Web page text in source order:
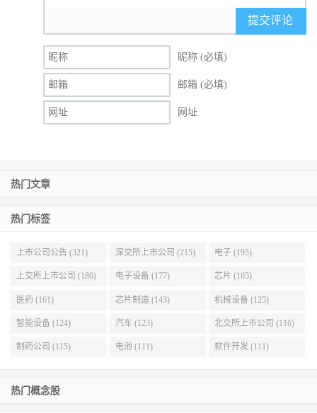
提交评论
昵称 (必填)
邮箱 (必填)
网址
热门文章
热门标签
上市公司公告 (321) 深交所上市公司 (215) 电子 (195)
上交所上市公司 (186) 电子设备 (177) 芯片 (165)
医药 (161) 芯片制造 (143) 机械设备 (125)
智能设备 (124) 汽车 (123) 北交所上市公司 (116)
制药公司 (115) 电池 (111) 软件开发 (111)
热门概念股